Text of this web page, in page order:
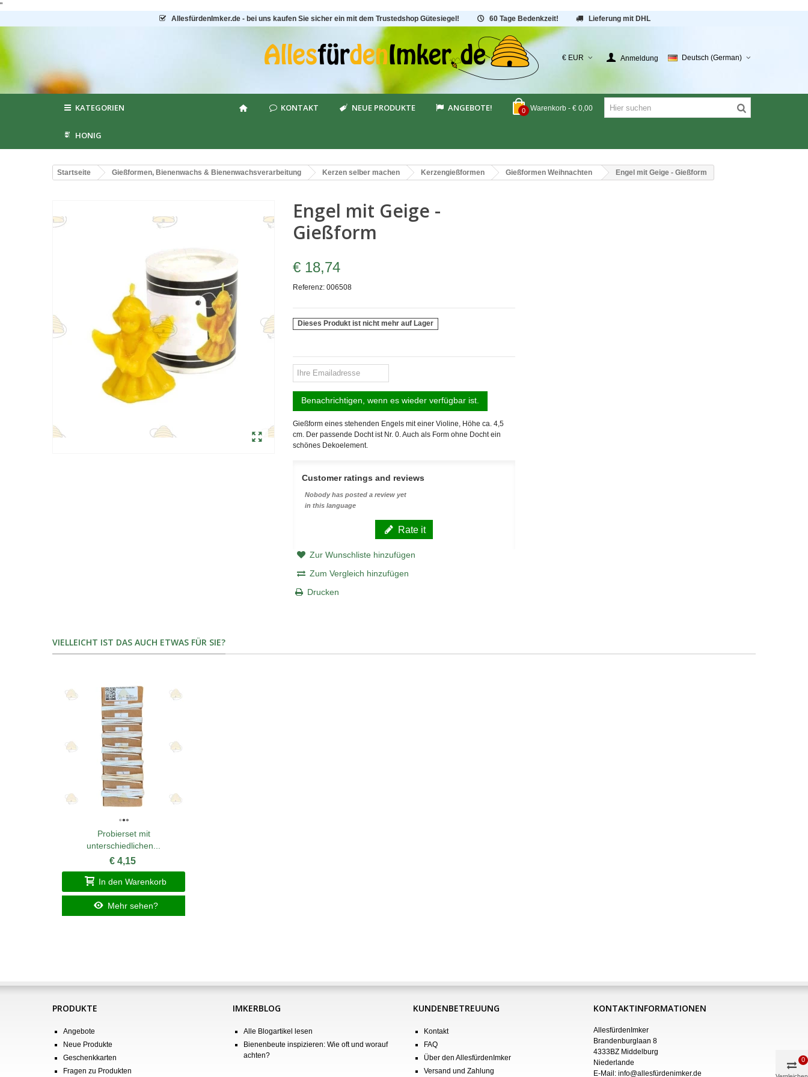
"
AllesfürdenImker.de - bei uns kaufen Sie sicher ein mit dem Trustedshop Gütesiegel!
60 Tage Bedenkzeit! Lieferung mit DHL
€ EUR Anmeldung Deutsch (German)
0 Warenkorb - € 0,00
KATEGORIEN KONTAKT NEUE PRODUKTE ANGEBOTE!
HONIG
Startseite Gießformen, Bienenwachs & Bienenwachsverarbeitung Kerzen selber machen Kerzengießformen Gießformen Weihnachten Engel mit Geige - Gießform
Engel mit Geige -
Gießform
€ 18,74
Referenz: 006508
Dieses Produkt ist nicht mehr auf Lager
Benachrichtigen, wenn es wieder verfügbar ist.
Gießform eines stehenden Engels mit einer Violine, Höhe ca. 4,5
cm. Der passende Docht ist Nr. 0. Auch als Form ohne Docht ein
schönes Dekoelement.
Customer ratings and reviews
Nobody has posted a review yet
in this language
Rate it
Zur Wunschliste hinzufügen
Zum Vergleich hinzufügen
Drucken
VIELLEICHT IST DAS AUCH ETWAS FÜR SIE?
Probierset mit
unterschiedlichen...
€ 4,15
In den Warenkorb
Mehr sehen?
PRODUKTE
Angebote
Neue Produkte
Geschenkkarten
Fragen zu Produkten
IMKERBLOG
Alle Blogartikel lesen
Bienenbeute inspizieren: Wie oft und worauf
achten?
KUNDENBETREUUNG
Kontakt
FAQ
Über den AllesfürdenImker
Versand und Zahlung
KONTAKTINFORMATIONEN
AllesfürdenImker
Brandenburglaan 8
4333BZ Middelburg
Niederlande
E-Mail: info@allesfürdenimker.de
0